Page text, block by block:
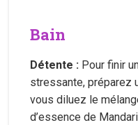
Bain
Détente : Pour finir
stressante, préparez
vous diluez le
d’essence de